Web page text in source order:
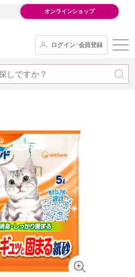
オンラインショップ
ログイン･会員登録